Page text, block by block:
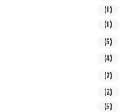
(1)
(1)
(5)
(4)
(7)
(2)
(5)